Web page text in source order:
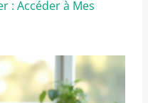
: Accéder à Mes